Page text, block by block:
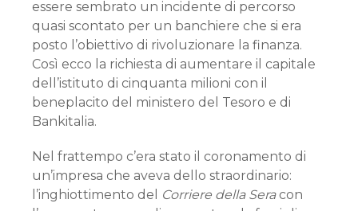
essere sembrato un incidente di percorso
quasi scontato per un banchiere che si era
posto l’obiettivo di rivoluzionare la finanza.
Così ecco la richiesta di aumentare il capitale
dell’istituto di cinquanta milioni con il
beneplacito del ministero del Tesoro e di
Bankitalia.
Nel frattempo c’era stato il coronamento di
un’impresa che aveva dello straordinario:
l’inghiottimento del
Corriere della Seracon